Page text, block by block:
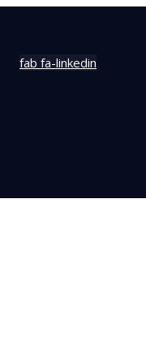
fab fa-linkedin